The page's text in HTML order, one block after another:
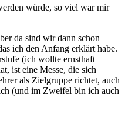
würde, so viel war mir
da sind wir dann schon
ich den Anfang erklärt habe.
(ich wollte ernsthaft
ist eine Messe, die sich
als Zielgruppe richtet, auch
(und im Zweifel bin ich auch